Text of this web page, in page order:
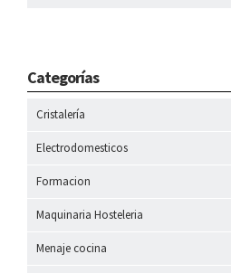
Categorías
Cristalería
Electrodomesticos
Formacion
Maquinaria Hosteleria
Menaje cocina